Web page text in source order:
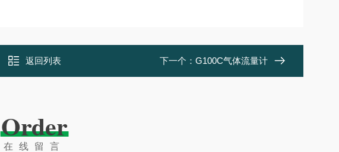
返回列表 下一个： G100C气体流量计
Order
在线留言